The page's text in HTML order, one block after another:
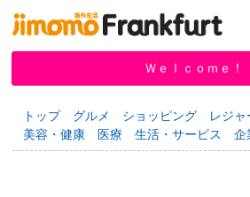
新規登録
掲示板 タウン情報 教えて！
Ｗｅｌｃｏｍｅ！
トップ グルメ ショッピング レジャ
美容・健康
医療 生活・サービス 企